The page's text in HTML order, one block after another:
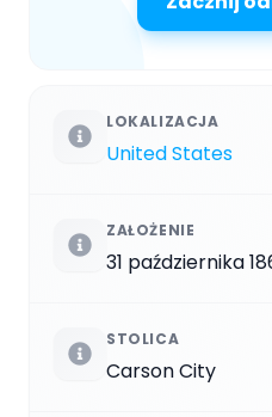
LOKALIZACJA
United States
ZAŁOŻENIE
31 października
STOLICA
Carson City